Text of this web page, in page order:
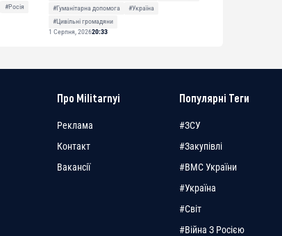
#Росія
#Гуманітарна допомога
#Україна
#Цивільні громадяни
1 Серпня, 202620:33
Про Militarnyi
Реклама
Контакт
Вакансії
Популярні Теги
#ЗСУ
#Закупівлі
#ВМС України
#Україна
#Світ
#Війна З Росією